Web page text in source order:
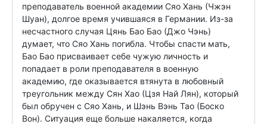
преподаватель военной академии Сяо Хань (Чжэн
Шуан), долгое время учившаяся в Германии. Из-за
несчастного случая Цянь Бао Бао (Джо Чэнь)
думает, что Сяо Хань погибла. Чтобы спасти мать,
Бао Бао присваивает себе чужую личность и
попадает в роли преподавателя в военную
академию, где оказывается втянута в любовный
треугольник между Сян Хао (Цзя Най Лян), который
был обручен с Сяо Хань, и Шэнь Вэнь Тао (Боско
Вон). Ситуация еще больше накаляется, когда